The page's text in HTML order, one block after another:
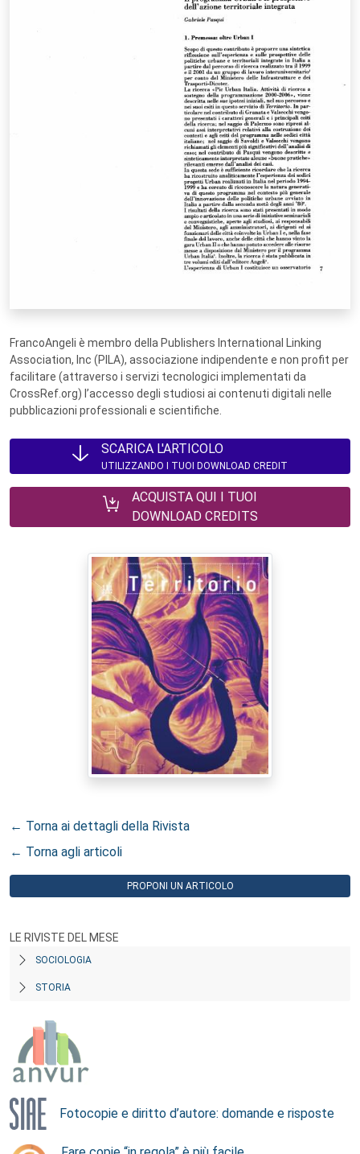
FrancoAngeli è membro della Publishers International Linking
Association, Inc (PILA), associazione indipendente e non profit per
facilitare (attraverso i servizi tecnologici implementati da
CrossRef.org) l’accesso degli studiosi ai contenuti digitali nelle
pubblicazioni professionali e scientifiche.
SCARICA L'ARTICOLO
UTILIZZANDO I TUOI DOWNLOAD CREDIT
ACQUISTA QUI I TUOI
DOWNLOAD CREDITS
← Torna ai dettagli della Rivista
← Torna agli articoli
PROPONI UN ARTICOLO
LE RIVISTE DEL MESE
SOCIOLOGIA
STORIA
Fotocopie e diritto d’autore: domande e risposte